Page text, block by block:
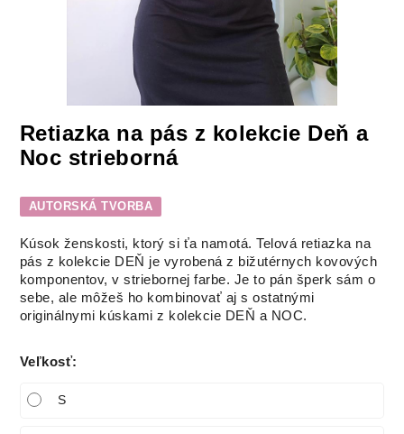
Retiazka na pás z kolekcie Deň a
Noc strieborná
AUTORSKÁ TVORBA
Kúsok ženskosti, ktorý si ťa namotá. Telová retiazka na
pás z kolekcie DEŇ je vyrobená z bižutérnych kovových
komponentov, v striebornej farbe. Je to pán šperk sám o
sebe, ale môžeš ho kombinovať aj s ostatnými
originálnymi kúskami z kolekcie DEŇ a NOC.
Veľkosť:
S